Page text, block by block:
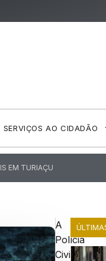
SERVIÇOS AO CIDADÃO
EM TURIAÇU
A
Polícia
Civil